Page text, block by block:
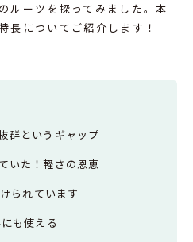
ルーツを探ってみました。本
長についてご紹介します！
群というギャップ
いた！軽さの恩恵
られています
も使える